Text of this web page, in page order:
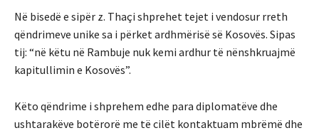
Në bisedë e sipër z. Thaçi shprehet tejet i vendosur rreth
qëndrimeve unike sa i përket ardhmërisë së Kosovës. Sipas
tij: “në këtu në Rambuje nuk kemi ardhur të nënshkruajmë
kapitullimin e Kosovës”.
Këto qëndrime i shprehem edhe para diplomatëve dhe
ushtarakëve botërorë me të cilët kontaktuam mbrëmë dhe